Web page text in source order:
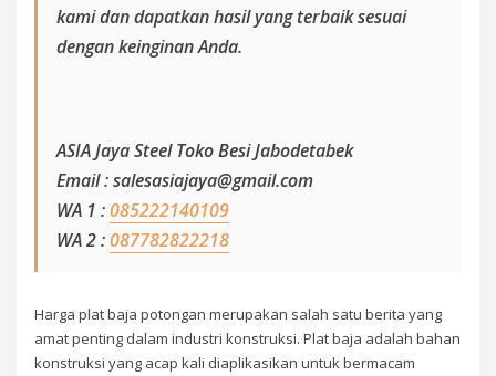
kami dan dapatkan hasil yang terbaik sesuai
dengan keinginan Anda.
ASIA Jaya Steel Toko Besi Jabodetabek
Email : salesasiajaya@gmail.com
WA 1 :085222140109
WA 2 :087782822218
Harga plat baja potongan merupakan salah satu berita yang
amat penting dalam industri konstruksi. Plat baja adalah bahan
konstruksi yang acap kali diaplikasikan untuk bermacam